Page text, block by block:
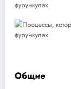
Общие